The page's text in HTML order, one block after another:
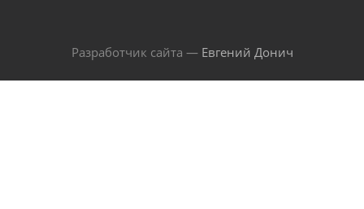
Разработчик сайта — Евгений Донич